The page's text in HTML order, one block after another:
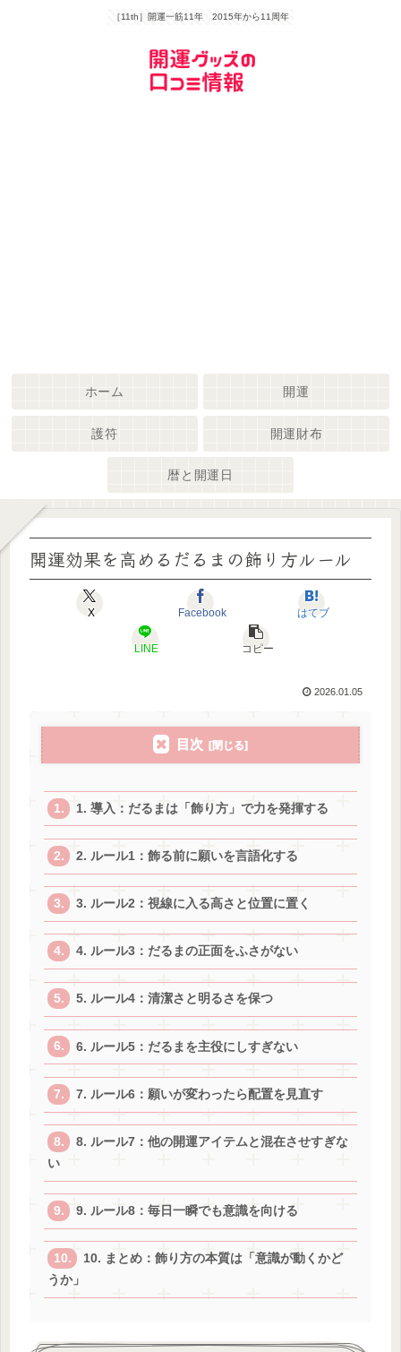
［11th］開運一筋11年 2015年から11周年
ホーム 開運
護符 開運財布
暦と開運日
開運効果を高めるだるまの飾り方ルール
X Facebook はてブ
LINE コピー
2026.01.05
目次
1. 導入：だるまは「飾り方」で力を発揮する
2. ルール1：飾る前に願いを言語化する
3. ルール2：視線に入る高さと位置に置く
4. ルール3：だるまの正面をふさがない
5. ルール4：清潔さと明るさを保つ
6. ルール5：だるまを主役にしすぎない
7. ルール6：願いが変わったら配置を見直す
8. ルール7：他の開運アイテムと混在させすぎな
い
9. ルール8：毎日一瞬でも意識を向ける
10. まとめ：飾り方の本質は「意識が動くかど
うか」